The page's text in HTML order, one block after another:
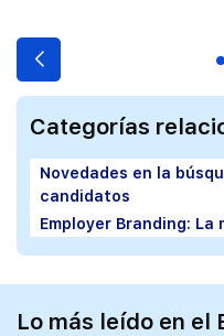
Categorías
Novedades en la
candidatos
Employer Branding: La
Lo más leído en el